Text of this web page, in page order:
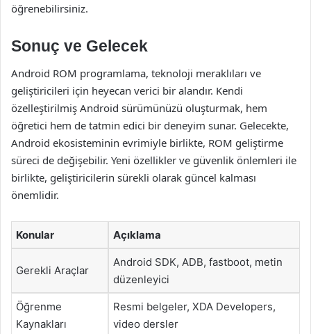
öğrenebilirsiniz.
Sonuç ve Gelecek
Android ROM programlama, teknoloji meraklıları ve
geliştiricileri için heyecan verici bir alandır. Kendi
özelleştirilmiş Android sürümünüzü oluşturmak, hem
öğretici hem de tatmin edici bir deneyim sunar. Gelecekte,
Android ekosisteminin evrimiyle birlikte, ROM geliştirme
süreci de değişebilir. Yeni özellikler ve güvenlik önlemleri ile
birlikte, geliştiricilerin sürekli olarak güncel kalması
önemlidir.
Konular Açıklama
Gerekli Araçlar
Android SDK, ADB, fastboot, metin
düzenleyici
Öğrenme
Kaynakları
Resmi belgeler, XDA Developers,
video dersler